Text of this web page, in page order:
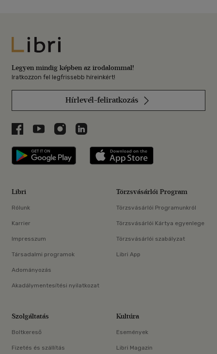
Libri
Legyen mindig képben az irodalommal!
Iratkozzon fel legfrissebb híreinkért!
Hírlevél-feliratkozás
Libri a Facebookon
Libri a Youtube-on
Libri az Instagramon
Libri a LinkedInen
Libri applikáció Szerezd meg: Google
Libri
Rólunk
Karrier
Impresszum
Társadalmi programok
Adományozás
Akadálymentesítési nyilatkozat
Törzsvásárlói Program
Törzsvásárlói Programunkról
Törzsvásárlói Kártya egyenlege
Törzsvásárlói szabályzat
Libri App
Szolgáltatás
Boltkereső
Fizetés és szállítás
Kultúra
Események
Libri Magazin